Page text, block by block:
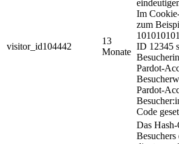
visitor_id104442
13
Monate
Im
zum
ID 12345
Pardot-
Pardot-
Code
Das